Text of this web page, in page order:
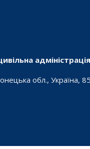
адміністрація
обл., Україна,